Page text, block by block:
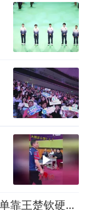
国乒男队不再一家独大，单靠王楚钦硬扛，压力已经摆在台上！